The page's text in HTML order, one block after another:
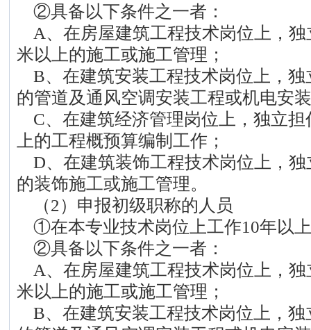
②具备以下条件之一者：
A、在房屋建筑工程技术岗位上，独
米以上的施工或施工管理；
B、在建筑安装工程技术岗位上，独
的管道及通风空调安装工程或机电安
C、在建筑经济管理岗位上，独立担
上的工程概预算编制工作；
D、在建筑装饰工程技术岗位上，独
的装饰施工或施工管理。
（2）申报初级职称的人员
①在本专业技术岗位上工作10年以
②具备以下条件之一者：
A、在房屋建筑工程技术岗位上，独
米以上的施工或施工管理；
B、在建筑安装工程技术岗位上，独